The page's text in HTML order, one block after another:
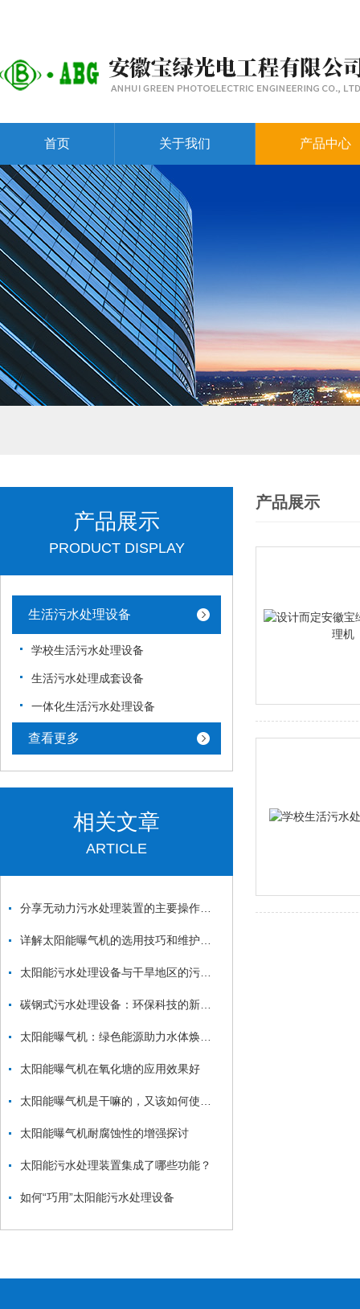
首页 关于我们 产品中心
产品展示
PRODUCT DISPLAY
生活污水处理设备
学校生活污水处理设备
生活污水处理成套设备
一体化生活污水处理设备
查看更多
相关文章
ARTICLE
太阳能曝气机在氧化塘的应用效果好
太阳能曝气机耐腐蚀性的增强探讨
太阳能污水处理装置集成了哪些功能？
如何“巧用”太阳能污水处理设备
产品展示